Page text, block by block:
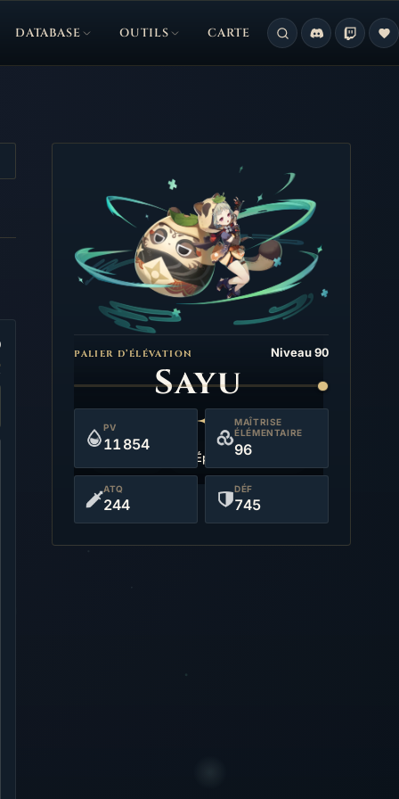
DATABASE OUTILS CARTE
Sayu
Épée à deux mains
PALIER D’ÉLÉVATION Niveau 90
PV
11 854
MAÎTRISE
ÉLÉMENTAIRE
96
ATQ
244
DÉF
745